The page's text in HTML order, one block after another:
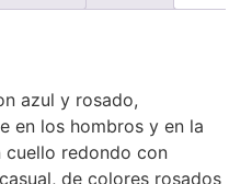
azul y rosado,
en los hombros y en la
redondo con
de colores rosados